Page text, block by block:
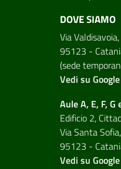
DOVE SIAMO
Via
95123 -
(sede
Vedi su
Aule A, E, F,
Edificio 2,
Via Santa
95123 -
Vedi su